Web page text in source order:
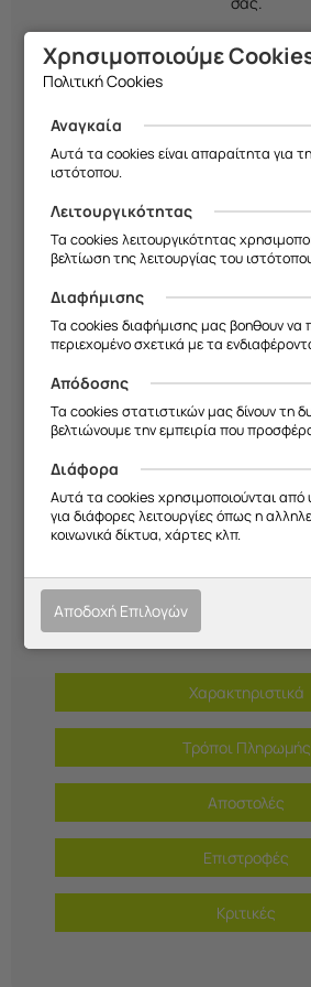
Χαρακτηριστικά
Τύπος κλεισίματος: Clasp
4/5/6/7/8/9/10/SE/
Διαστάσεις: 44mm / 45mm /
Ελαφρύ και άνετο
Ανθεκτικό στον ιδρώτα και
Χαρακτηριστικά
Τρόποι Πληρωμής
Αποστολές
Επιστροφές
Κριτικές
Χρησιμοποιούμε
Πολιτική Cookies
Αναγκαία
Αυτά τα cookies είναι απαραίτητα για
ιστότοπου.
Λειτουργικότητας
Τα cookies λειτουργικότητας
βελτίωση της λειτουργίας του
Διαφήμισης
Τα cookies διαφήμισης μας βοηθουν να
περιεχομένο σχετικά με τα
Απόδοσης
Τα cookies στατιστικών μας δίνουν τη
βελτιώνουμε την εμπειρία που
Διάφορα
Αυτά τα cookies χρησιμοποιούνται από
για διάφορες λειτουργίες όπως η
κοινωνικά δίκτυα, χάρτες κλπ.
Αποδοχή Επιλογών